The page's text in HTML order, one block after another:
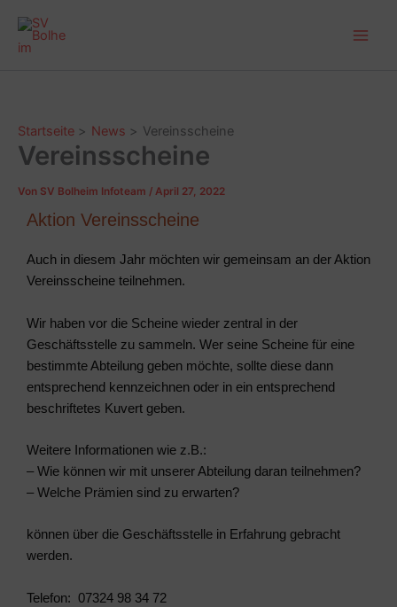
Inhalt
springen
Startseite News Vereinsscheine
Vereinsscheine
Von SV Bolheim Infoteam / April 27, 2022
Aktion Vereinsscheine
Auch in diesem Jahr möchten wir gemeinsam an der Aktion
Vereinsscheine teilnehmen.
Wir haben vor die Scheine wieder zentral in der
Geschäftsstelle zu sammeln. Wer seine Scheine für eine
bestimmte Abteilung geben möchte, sollte diese dann
entsprechend kennzeichnen oder in ein entsprechend
beschriftetes Kuvert geben.
Weitere Informationen wie z.B.:
– Wie können wir mit unserer Abteilung daran teilnehmen?
– Welche Prämien sind zu erwarten?
können über die Geschäftsstelle in Erfahrung gebracht
werden.
Telefon: 07324 98 34 72